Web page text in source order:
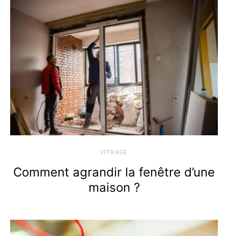
VITRAGE
Comment agrandir la fenêtre d’une
maison ?